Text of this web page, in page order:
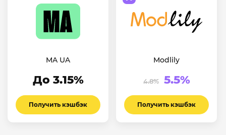
MA UA
До 3.15%
Получить кэшбэк
Modlily
4.8% 5.5%
Получить кэшбэк